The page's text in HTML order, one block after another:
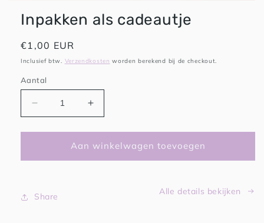
Inpakken als cadeautje
Normale
prijs
€1,00 EUR
Inclusief btw. Verzendkosten worden berekend bij de checkout.
Aantal
Aantal
verlagen
voor
Inpakken
Aantal
verhogen
voor
Inpakken
Aan winkelwagen toevoegen
Share
Alle details bekijken